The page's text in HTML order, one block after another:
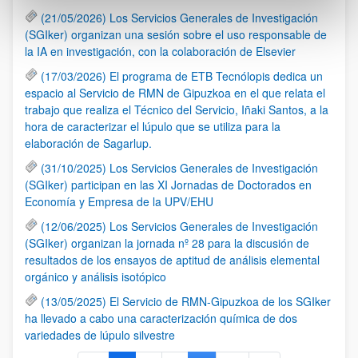
(21/05/2026) Los Servicios Generales de Investigación
(SGIker) organizan una sesión sobre el uso responsable de
la IA en investigación, con la colaboración de Elsevier
(17/03/2026) El programa de ETB Tecnólopis dedica un
espacio al Servicio de RMN de Gipuzkoa en el que relata el
trabajo que realiza el Técnico del Servicio, Iñaki Santos, a la
hora de caracterizar el lúpulo que se utiliza para la
elaboración de Sagarlup.
(31/10/2025) Los Servicios Generales de Investigación
(SGIker) participan en las XI Jornadas de Doctorados en
Economía y Empresa de la UPV/EHU
(12/06/2025) Los Servicios Generales de Investigación
(SGIker) organizan la jornada nº 28 para la discusión de
resultados de los ensayos de aptitud de análisis elemental
orgánico y análisis isotópico
(13/05/2025) El Servicio de RMN-Gipuzkoa de los SGIker
ha llevado a cabo una caracterización química de dos
variedades de lúpulo silvestre